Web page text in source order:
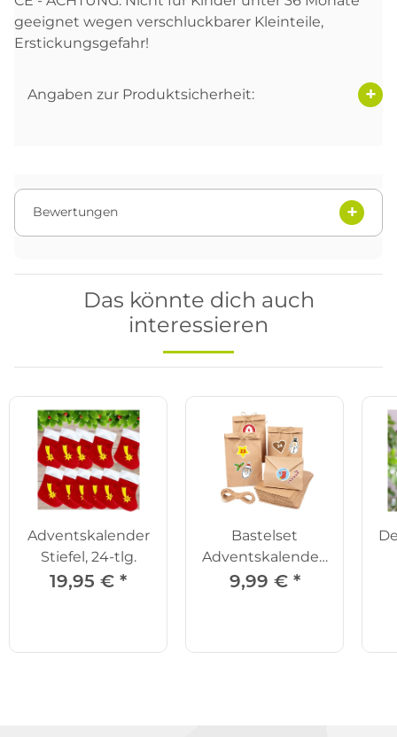
geeignet wegen verschluckbarer Kleinteile,
Erstickungsgefahr!
Angaben zur Produktsicherheit:
Bewertungen
Das könnte dich auch
interessieren
Adventskalender
Stiefel, 24-tlg.
19,95 € *
Bastelset
Adventskalender,
28-tlg.
9,99 € *